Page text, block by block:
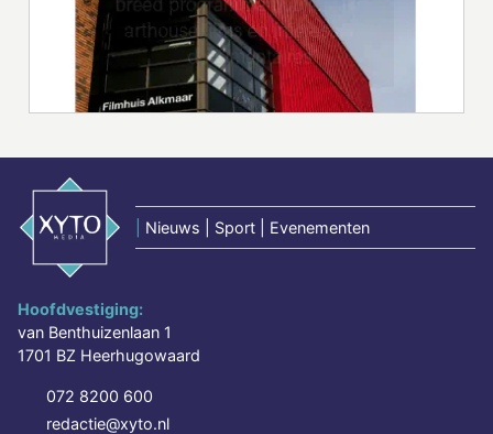
Nieuws | Sport | Evenementen
Hoofdvestiging:
van Benthuizenlaan 1
1701 BZ Heerhugowaard
072 8200 600
redactie@xyto.nl